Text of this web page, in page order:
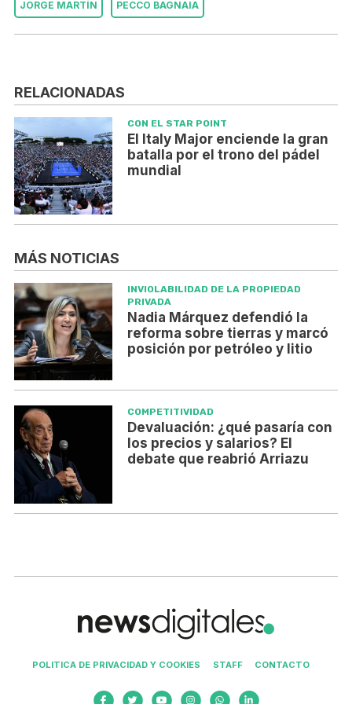
JORGE MARTÍN PECCO BAGNAIA
RELACIONADAS
CON EL STAR POINT
El Italy Major enciende la gran
batalla por el trono del pádel
mundial
MÁS NOTICIAS
INVIOLABILIDAD DE LA PROPIEDAD
PRIVADA
Nadia Márquez defendió la
reforma sobre tierras y marcó
posición por petróleo y litio
COMPETITIVIDAD
Devaluación: ¿qué pasaría con
los precios y salarios? El
debate que reabrió Arriazu
POLITICA DE PRIVACIDAD Y COOKIES STAFF CONTACTO